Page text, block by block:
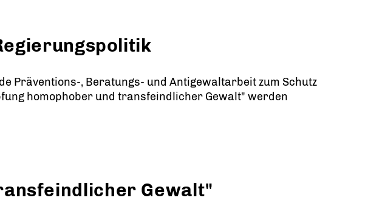
Präventions-, Beratungs- und Antigewaltarbeit zum Schutz
homophober und transfeindlicher Gewalt" werden
Gewalt"